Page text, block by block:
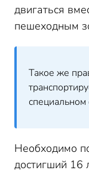
двигаться
пешеходным
Такое же
Необходимо
достигший 16